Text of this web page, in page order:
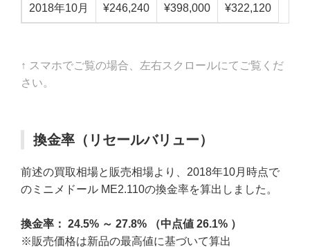
2018年10月 ¥246,240 ¥398,000 ¥322,120
↑ スマホでご覧の場合、左右スクロールにてご覧くだ
さい。
換金率（リセールバリュー）
前述の買取相場と販売相場より、2018年10月時点で
のミニメドール ME2.110の換金率を算出しました。
換金率： 24.5% ～ 27.8% （中点値 26.1% ）
※販売価格は新品の最高値に基づいて算出